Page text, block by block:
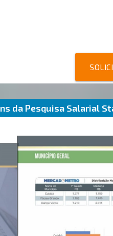
da Pesquisa Salarial